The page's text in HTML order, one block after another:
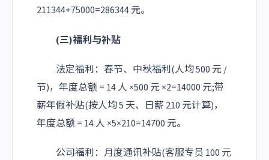
211344+75000=286344 元。
(三)福利与补贴
法定福利：春节、中秋福利(人均 500 元 /
节)，年度总额 = 14 人 ×500 元 ×2=14000 元;带
薪年假补贴(按人均 5 天、日薪 210 元计算)，
年度总额 = 14 人 ×5×210=14700 元。
公司福利：月度通讯补贴(客服专员 100 元